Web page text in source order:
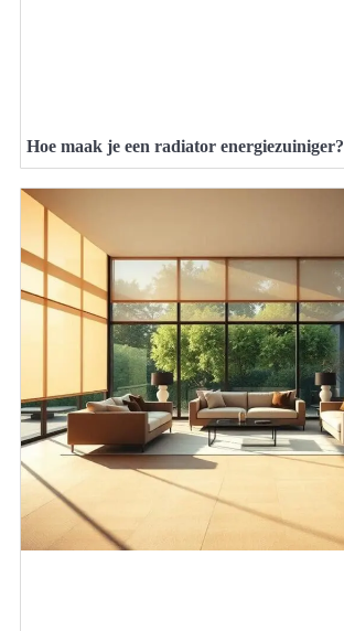
Hoe maak je een radiator energiezuiniger?